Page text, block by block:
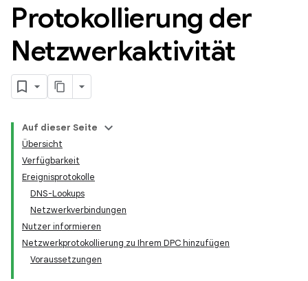
Protokollierung der
Netzwerkaktivität
Auf dieser Seite
Übersicht
Verfügbarkeit
Ereignisprotokolle
DNS-Lookups
Netzwerkverbindungen
Nutzer informieren
Netzwerkprotokollierung zu Ihrem DPC hinzufügen
Voraussetzungen